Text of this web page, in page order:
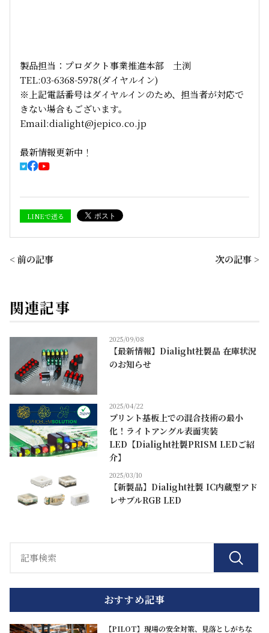
製品担当：プロダクト事業推進本部 土渕
TEL:03-6368-5978(ダイヤルイン)
※上記電話番号はダイヤルインのため、担当者が対応で
きない場合もございます。
Email:dialight@jepico.co.jp
最新情報更新中！
LINEで送る
< 前の記事 次の記事 >
関連記事
2025/09/08
【最新情報】Dialight社製品 在庫状況
のお知らせ
2025/04/22
プリント基板上での混合技術の最小
化！ライトアングル表面実装
LED【Dialight社製PRISM LEDご紹
介】
2025/03/10
【新製品】Dialight社製 IC内蔵型アド
レサブルRGB LED
おすすめ記事
【PILOT】現場の安全対策、見落としがちな